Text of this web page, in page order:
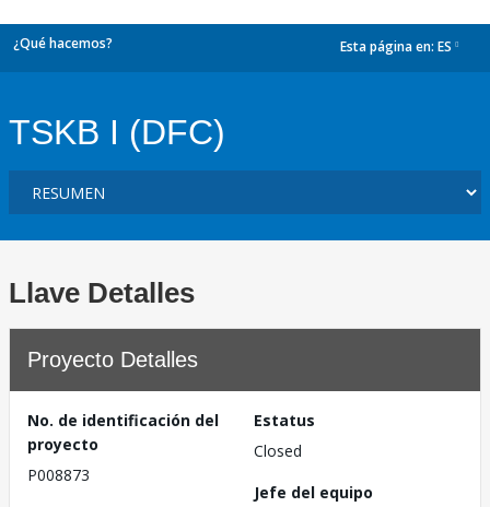
¿Qué hacemos? Esta página en: ES
TSKB I (DFC)
Llave Detalles
Proyecto Detalles
No. de identificación del
proyecto
P008873
Estatus
Closed
Jefe del equipo